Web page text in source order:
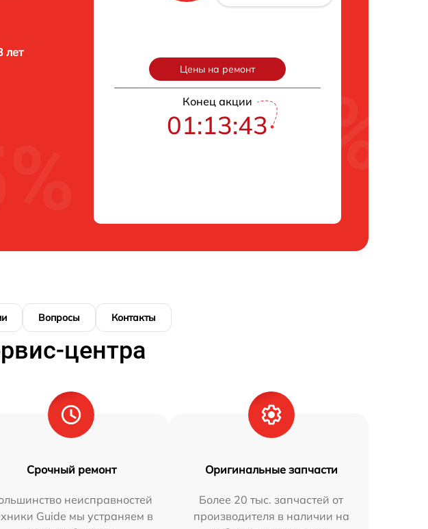
лет
Цены на ремонт
Конец акции
01:13:41
Вопросы Контакты
центра
Срочный ремонт
неисправностей
Guide мы устраняем в
Оригинальные запчасти
Более 20 тыс. запчастей от
производителя в наличии на